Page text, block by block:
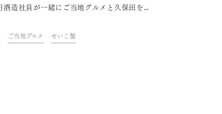
酒造社員が一緒にご当地グルメと久保田を味
オンライン飲み会「久保田ご当地グルメ
今回は、福井県をテーマに開催しました。フ
ご当地グルメ せいこ蟹